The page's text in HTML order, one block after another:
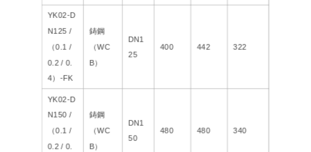
YK02-D
N125 /
（0.1 /
0.2 / 0.
4）-FK
鋳鋼
（WC
B）
DN1
25
400 442 322
YK02-D
N150 /
（0.1 /
0.2 / 0.
鋳鋼
（WC
B）
DN1
50
480 480 340